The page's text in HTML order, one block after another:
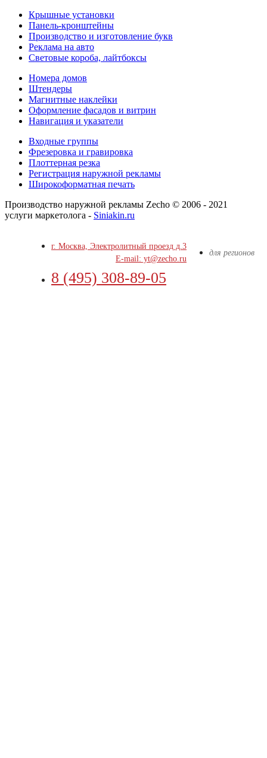
Крышные установки
Панель-кронштейны
Производство и изготовление букв
Реклама на авто
Световые короба, лайтбоксы
Номера домов
Штендеры
Магнитные наклейки
Оформление фасадов и витрин
Навигация и указатели
Входные группы
Фрезеровка и гравировка
Плоттерная резка
Регистрация наружной рекламы
Широкоформатная печать
Производство наружной рекламы Zecho © 2006 - 2021
услуги маркетолога - Siniakin.ru
г. Москва, Электролитный проезд д.3
E-mail: yt@zecho.ru
для регионов
8 (495) 308-89-05